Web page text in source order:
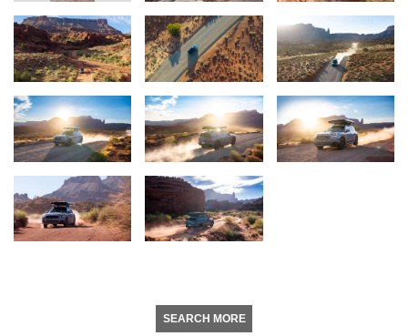
SEARCH MORE